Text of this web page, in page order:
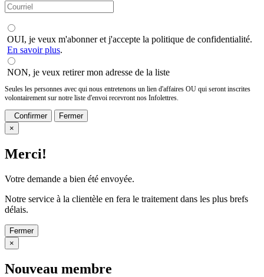
OUI, je veux m'abonner et j'accepte la politique de confidentialité.
En savoir plus.
NON, je veux retirer mon adresse de la liste
Seules les personnes avec qui nous entretenons un lien d'affaires OU qui seront inscrites
volontairement sur notre liste d'envoi recevront nos Infolettres.
Confirmer
Fermer
×
Merci!
Votre demande a bien été envoyée.
Notre service à la clientèle en fera le traitement dans les plus brefs
délais.
Fermer
×
Nouveau membre